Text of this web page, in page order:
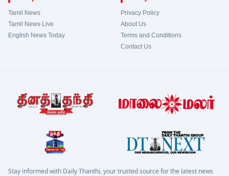
Tamil News
Tamil News Live
English News Today
Privacy Policy
About Us
Terms and Conditions
Contact Us
Stay informed with Daily Thanthi, your trusted source for the latest news